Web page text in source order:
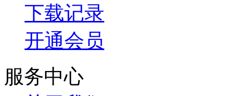
下载记录
开通会员
服务中心